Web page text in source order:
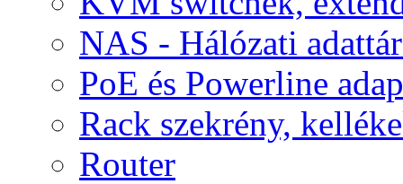
NAS - Hálózati
PoE és Powerline
Rack szekrény,
Router